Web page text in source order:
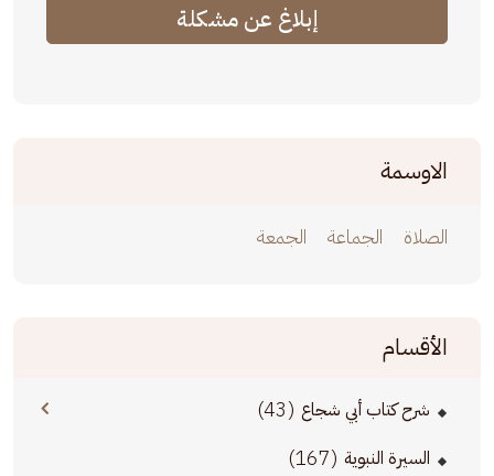
إبلاغ عن مشكلة
الاوسمة
الصلاة الجماعة الجمعة
الأقسام
شرح كتاب أبي شجاع (43)
السيرة النبوية (167)